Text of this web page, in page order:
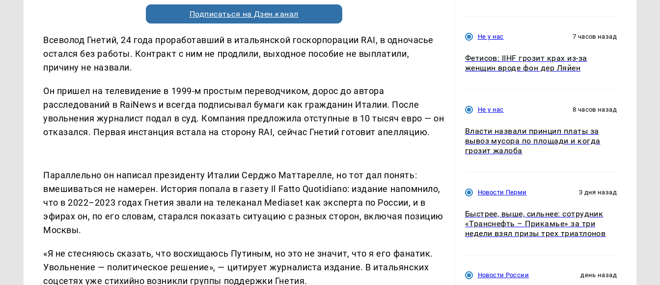
Подписаться на Дзен.канал
Всеволод Гнетий, 24 года проработавший в итальянской госкорпорации RAI, в одночасье
остался без работы. Контракт с ним не продлили, выходное пособие не выплатили,
причину не назвали.
Он пришел на телевидение в 1999-м простым переводчиком, дорос до автора
расследований в RaiNews и всегда подписывал бумаги как гражданин Италии. После
увольнения журналист подал в суд. Компания предложила отступные в 10 тысяч евро — он
отказался. Первая инстанция встала на сторону RAI, сейчас Гнетий готовит апелляцию.
Параллельно он написал президенту Италии Серджо Маттарелле, но тот дал понять:
вмешиваться не намерен. История попала в газету Il Fatto Quotidiano: издание напомнило,
что в 2022–2023 годах Гнетия звали на телеканал Mediaset как эксперта по России, и в
эфирах он, по его словам, старался показать ситуацию с разных сторон, включая позицию
Москвы.
«Я не стесняюсь сказать, что восхищаюсь Путиным, но это не значит, что я его фанатик.
Увольнение — политическое решение», — цитирует журналиста издание. В итальянских
соцсетях уже стихийно возникли группы поддержки Гнетия.
Не у нас 7 часов назад
Фетисов: IIHF грозит крах из-за
женщин вроде фон дер Ляйен
Не у нас 8 часов назад
Власти назвали принцип платы за
вывоз мусора по площади и когда
грозит жалоба
Новости Перми 3 дня назад
Быстрее, выше, сильнее: сотрудник
«Транснефть – Прикамье» за три
недели взял призы трех триатлонов
Новости России день назад